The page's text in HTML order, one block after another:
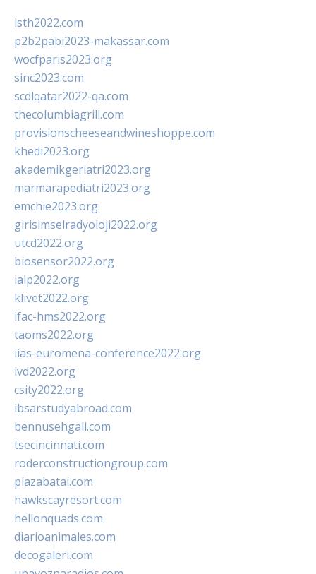
isth2022.com
p2b2pabi2023-makassar.com
wocfparis2023.org
sinc2023.com
scdlqatar2022-qa.com
thecolumbiagrill.com
provisionscheeseandwineshoppe.com
khedi2023.org
akademikgeriatri2023.org
marmarapediatri2023.org
emchie2023.org
girisimselradyoloji2022.org
utcd2022.org
biosensor2022.org
ialp2022.org
klivet2022.org
ifac-hms2022.org
taoms2022.org
iias-euromena-conference2022.org
ivd2022.org
csity2022.org
ibsarstudyabroad.com
bennusehgall.com
tsecincinnati.com
roderconstructiongroup.com
plazabatai.com
hawkscayresort.com
hellonquads.com
diarioanimales.com
decogaleri.com